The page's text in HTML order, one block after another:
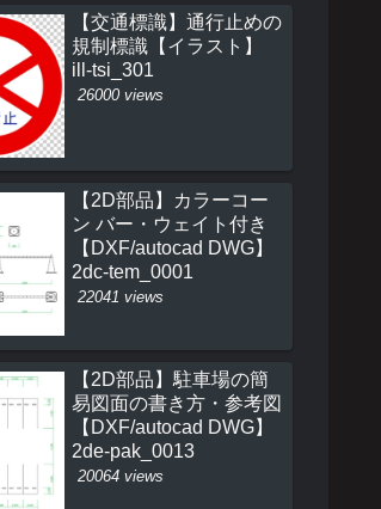
【交通標識】通行止めの
規制標識【イラスト】
ill-tsi_301
26000 views
【2D部品】カラーコー
ン バー・ウェイト付き
【DXF/autocad DWG】
2dc-tem_0001
22041 views
【2D部品】駐車場の簡
易図面の書き方・参考図
【DXF/autocad DWG】
2de-pak_0013
20064 views